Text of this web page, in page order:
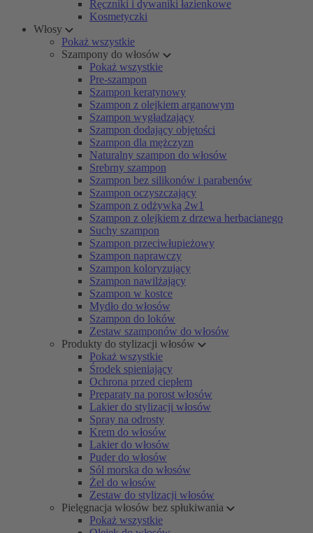
Ręczniki i dywaniki łazienkowe
Kosmetyczki
Włosy
Pokaż wszystkie
Szampony do włosów
Pokaż wszystkie
Pre-szampon
Szampon keratynowy
Szampon z olejkiem arganowym
Szampon wygładzający
Szampon dodający objętości
Szampon dla mężczyzn
Naturalny szampon do włosów
Srebrny szampon
Szampon bez silikonów i parabenów
Szampon oczyszczający
Szampon z odżywką 2w1
Szampon z olejkiem z drzewa herbacianego
Suchy szampon
Szampon przeciwłupieżowy
Szampon naprawczy
Szampon koloryzujący
Szampon nawilżający
Szampon w kostce
Mydło do włosów
Szampon do loków
Zestaw szamponów do włosów
Produkty do stylizacji włosów
Pokaż wszystkie
Środek spieniający
Ochrona przed ciepłem
Preparaty na porost włosów
Lakier do stylizacji włosów
Spray na odrosty
Krem do włosów
Lakier do włosów
Puder do włosów
Sól morska do włosów
Żel do włosów
Zestaw do stylizacji włosów
Pielęgnacja włosów bez spłukiwania
Pokaż wszystkie